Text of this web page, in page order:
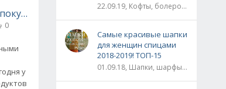
вязаная на руках без спиц
0
у
22.09.19, Кофты, болеро, жакеты, жилеты, пуловеры и свитера
Самые красивые шапки
для женщин спицами
2018-2019! ТОП-15
01.09.18, Шапки, шарфы, шали, снуды и палантины